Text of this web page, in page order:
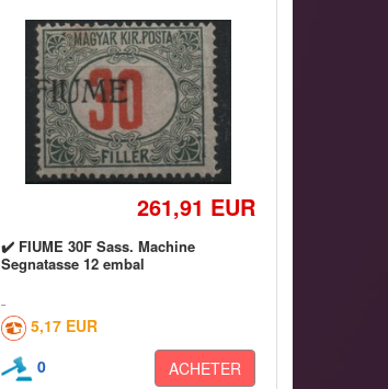
261,91 EUR
✔️ FIUME 30F Sass. Machine
Segnatasse 12 embal
5,17 EUR
0
ACHETER